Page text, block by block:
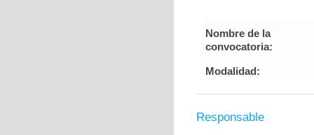
Nombre de la
convocatoria:
Modalidad:
Responsable